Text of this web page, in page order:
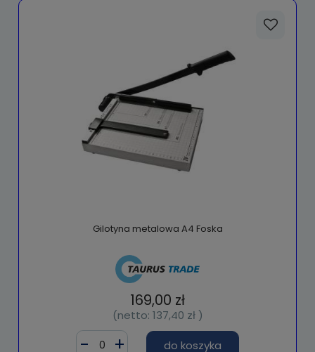
Gilotyna metalowa A4 Foska
169,00 zł
(netto: 137,40 zł)
do koszyka